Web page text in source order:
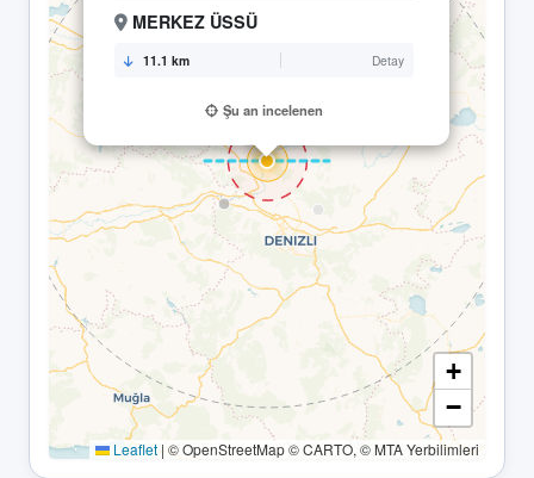
MERKEZ ÜSSÜ
11.1 km Detay
Şu an incelenen
+
−
Leaflet | © OpenStreetMap © CARTO, © MTA Yerbilimleri